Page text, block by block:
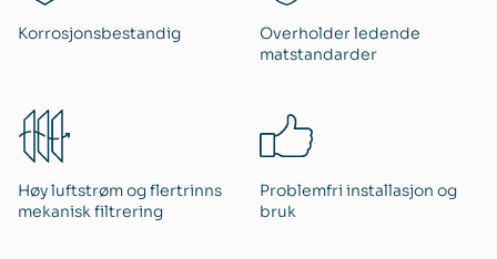
Korrosjonsbestandig
Overholder ledende
matstandarder
Høy luftstrøm og flertrinns
mekanisk filtrering
Problemfri installasjon og
bruk